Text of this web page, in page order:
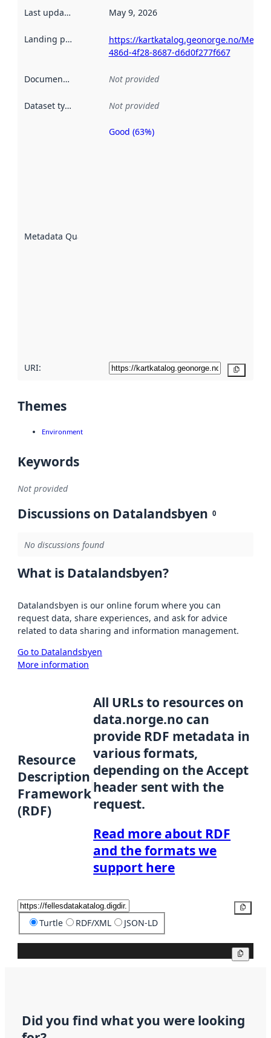
Last updated May 9, 2026
Landing page
https://kartkatalog.geonorge.no/
486d-4f28-8687-d6d0f277f667
Documentation Not provided
Dataset type Not provided
Metadata Quality
Metadata
Good (63%)
URI:
Themes
Environment
Keywords
Not provided
Discussions on Datalandsbyen 0
No discussions found
What is Datalandsbyen?
Datalandsbyen is our online forum where you can
request data, share experiences, and ask for advice
related to data sharing and information management.
Go to Datalandsbyen
More information
Resource
Description
Framework
(RDF)
All URLs to resources on
data.norge.no can
provide RDF metadata in
various formats,
depending on the Accept
header sent with the
request.
Read more about RDF
and the formats we
support here
Turtle RDF/XML JSON-LD
Did you find what you were looking